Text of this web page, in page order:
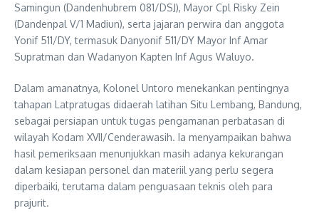
Samingun (Dandenhubrem 081/DSJ), Mayor Cpl Risky Zein
(Dandenpal V/1 Madiun), serta jajaran perwira dan anggota
Yonif 511/DY, termasuk Danyonif 511/DY Mayor Inf Amar
Supratman dan Wadanyon Kapten Inf Agus Waluyo.
Dalam amanatnya, Kolonel Untoro menekankan pentingnya
tahapan Latpratugas didaerah latihan Situ Lembang, Bandung,
sebagai persiapan untuk tugas pengamanan perbatasan di
wilayah Kodam XVII/Cenderawasih. Ia menyampaikan bahwa
hasil pemeriksaan menunjukkan masih adanya kekurangan
dalam kesiapan personel dan materiil yang perlu segera
diperbaiki, terutama dalam penguasaan teknis oleh para
prajurit.